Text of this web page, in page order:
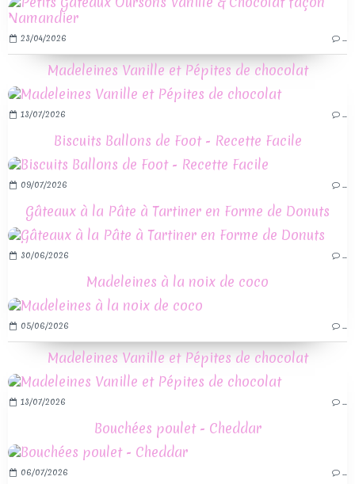
23/04/2026 …
Madeleines Vanille et Pépites de chocolat
13/07/2026 …
Biscuits Ballons de Foot - Recette Facile
09/07/2026 …
Gâteaux à la Pâte à Tartiner en Forme de Donuts
30/06/2026 …
Madeleines à la noix de coco
05/06/2026 …
Madeleines Vanille et Pépites de chocolat
13/07/2026 …
Bouchées poulet - Cheddar
06/07/2026 …